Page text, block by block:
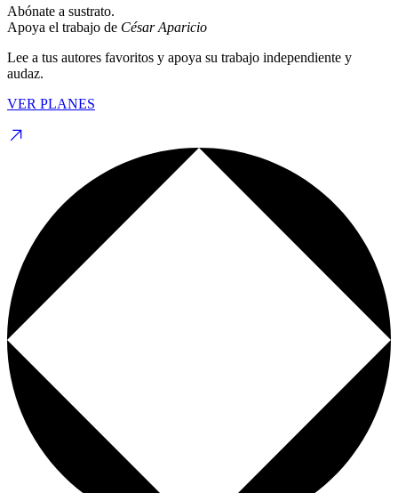
Abónate a sustrato.
Apoya el trabajo de César Aparicio
Lee a tus autores favoritos y apoya su trabajo independiente y
audaz.
VER PLANES